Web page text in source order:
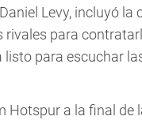
Levy, incluyó la
rivales para
para escuchar
Hotspur a la final de